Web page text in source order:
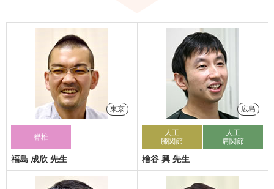
東京
脊椎
福島 成欣 先生
広島
人工
膝関節
人工
肩関節
檜谷 興 先生